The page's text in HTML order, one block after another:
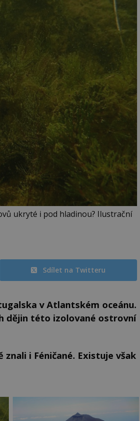
ukryté i pod hladinou? Ilustrační
Sdílet na Twitteru
v Atlantském oceánu.
dějin této izolované ostrovní
i Féničané. Existuje však